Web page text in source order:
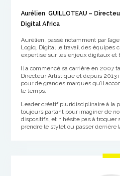
Aurélien GUILLOTEAU –
Digital Africa
Aurélien, passé notamment par
Logiq. Digital le travail des équipes
expertise sur les enjeux digitaux et
Il a commencé sa carrière en 2007
Directeur Artistique et depuis 2013
pour de grandes marques qu’il
le temps.
Leader créatif pluridisciplinaire à la
toujours partant pour imaginer de
dispositifs, et n’hésite pas à troquer
prendre le stylet ou passer derrière